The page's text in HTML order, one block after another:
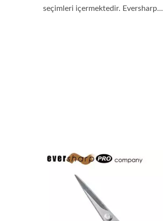
seçimleri içermektedir. Eversharp...